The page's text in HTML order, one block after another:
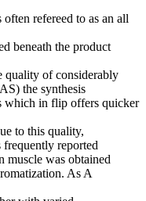
refereed to as an all
beneath the product
quality of considerably
the synthesis
which in flip offers quicker
to this quality,
reported
muscle was obtained
As A